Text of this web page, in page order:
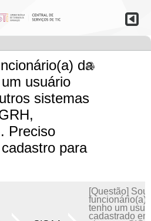
da
usuário
sistemas
Preciso
para
[Questão] Sou
funcionário(a)
tenho um
cadastrado